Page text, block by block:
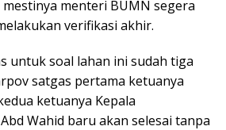
menteri BUMN segera
verifikasi akhir.
untuk soal lahan ini sudah tiga
satgas pertama ketuanya
ketuanya Kepala
Wahid baru akan selesai tanpa